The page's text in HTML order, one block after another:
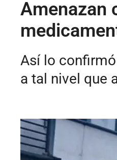
Amenazan
Así lo
a tal nivel que